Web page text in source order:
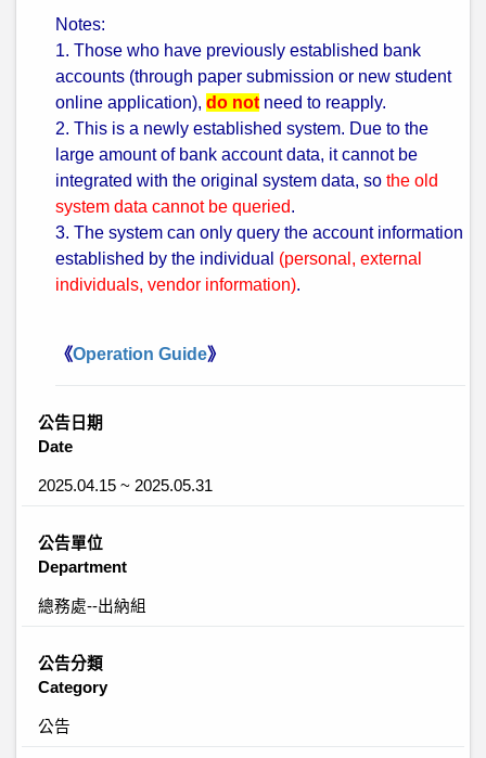
Notes:
1. Those who have previously established bank
accounts (through paper submission or new student
online application), do not need to reapply.
2. This is a newly established system. Due to the
large amount of bank account data, it cannot be
integrated with the original system data, so the old
system data cannot be queried.
3. The system can only query the account information
established by the individual (personal, external
individuals, vendor information).
《Operation Guide》
公告日期
Date
2025.04.15 ~ 2025.05.31
公告單位
Department
總務處--出納組
公告分類
Category
公告